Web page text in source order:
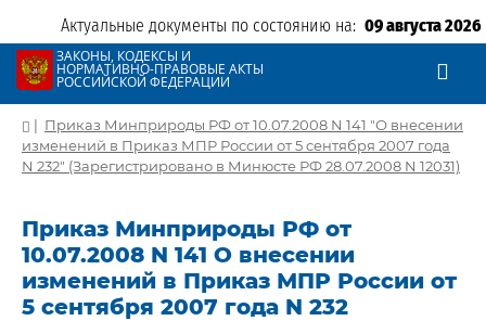
Актуальные документы по состоянию на: 09 августа 2026
ЗАКОНЫ, КОДЕКСЫ И
НОРМАТИВНО-ПРАВОВЫЕ АКТЫ
РОССИЙСКОЙ ФЕДЕРАЦИИ
| Приказ Минприроды РФ от 10.07.2008 N 141 "О внесении
изменений в Приказ МПР России от 5 сентября 2007 года
N 232" (Зарегистрировано в Минюсте РФ 28.07.2008 N 12031)
Приказ Минприроды РФ от
10.07.2008 N 141 О внесении
изменений в Приказ МПР России от
5 сентября 2007 года N 232